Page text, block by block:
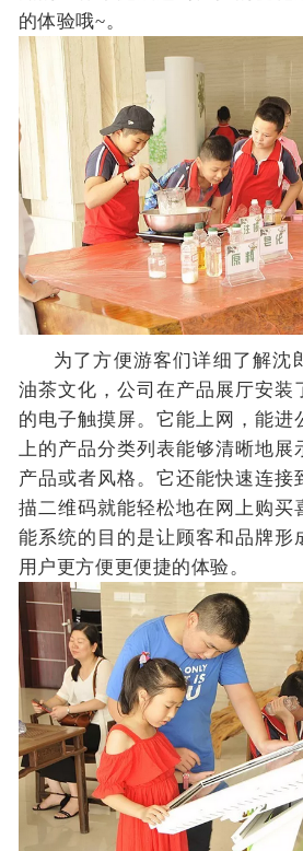
的体验哦~。
为了方便游客们详细了解沈
油茶文化，公司在产品展厅安装
的电子触摸屏。它能上网，能进
上的产品分类列表能够清晰地
产品或者风格。它还能快速连接
描二维码就能轻松地在网上购买
能系统的目的是让顾客和品牌形
用户更方便更便捷的体验。